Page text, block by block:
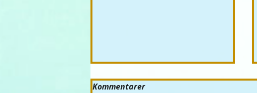
Kommentarer